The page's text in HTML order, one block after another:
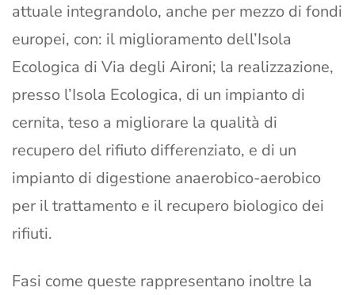
attuale integrandolo, anche per mezzo di fondi
europei, con: il miglioramento dell’Isola
Ecologica di Via degli Aironi; la realizzazione,
presso l’Isola Ecologica, di un impianto di
cernita, teso a migliorare la qualità di
recupero del rifiuto differenziato, e di un
impianto di digestione anaerobico-aerobico
per il trattamento e il recupero biologico dei
rifiuti.
Fasi come queste rappresentano inoltre la